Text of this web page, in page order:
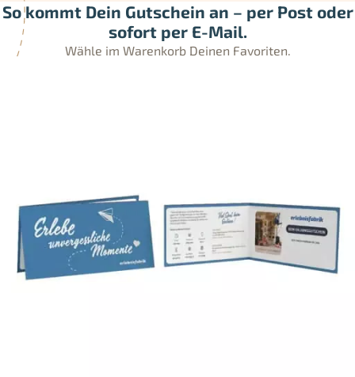
So kommt Dein Gutschein an – per Post oder
sofort per E-Mail.
Wähle im Warenkorb Deinen Favoriten.